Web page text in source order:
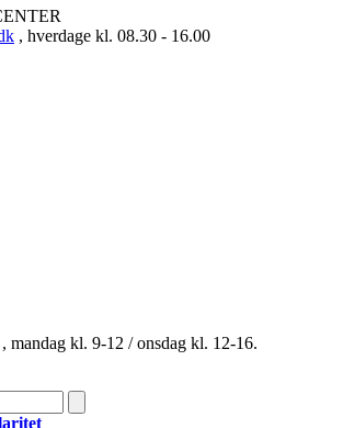
, hverdage kl. 08.30 - 16.00
, mandag kl. 9-12 / onsdag kl. 12-16.